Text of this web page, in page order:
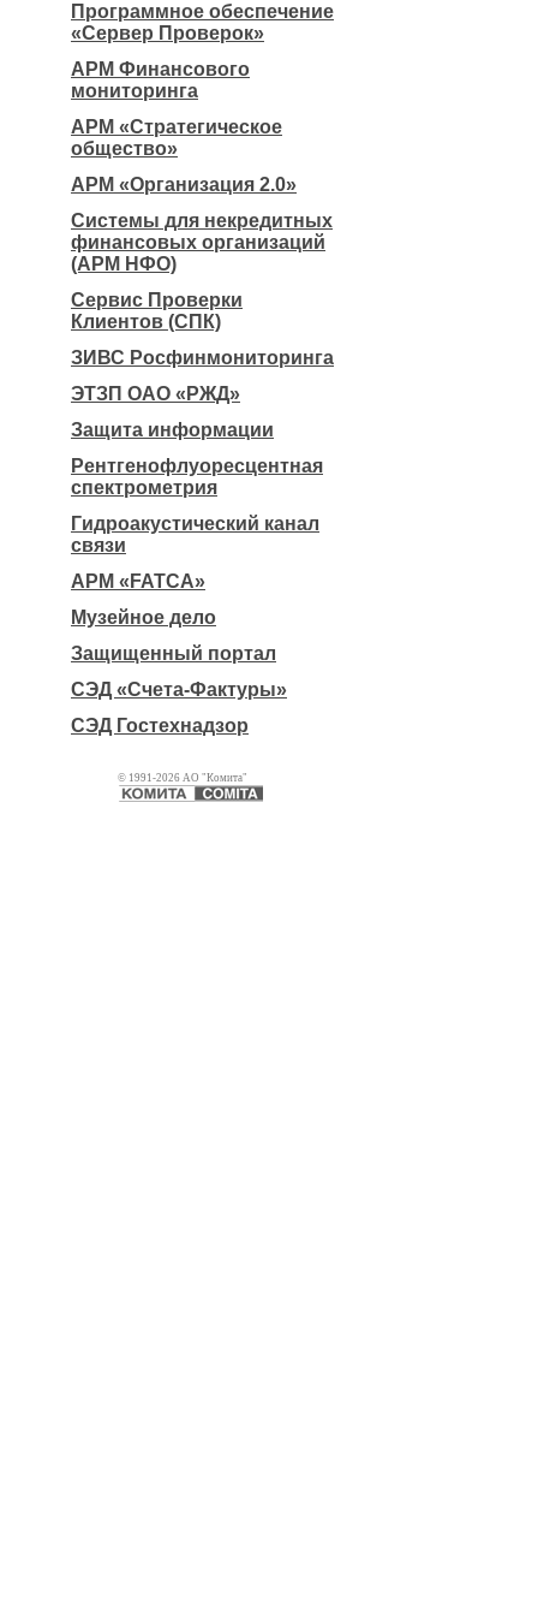
Программное обеспечение
«Сервер Проверок»
АРМ Финансового
мониторинга
АРМ «Стратегическое
общество»
АРМ «Организация 2.0»
Системы для некредитных
финансовых организаций
(АРМ НФО)
Сервис Проверки
Клиентов (СПК)
ЗИВС Росфинмониторинга
ЭТЗП ОАО «РЖД»
Защита информации
Рентгенофлуоресцентная
спектрометрия
Гидроакустический канал
связи
АРМ «FATCA»
Музейное дело
Защищенный портал
СЭД «Счета-Фактуры»
СЭД Гостехнадзор
© 1991-2026 АО "Комита"